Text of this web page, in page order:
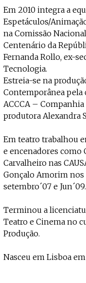
Em 2010 integra a
Espetáculos/
na Comissão
Centenário da
Fernanda Rollo, ex-
Tecnologia.
Estreia-se na
Contemporânea pela
ACCCA –
produtora Alexandra
Em teatro trabalhou
e encenadores como
Carvalheiro nas
Gonçalo Amorim nos
setembro´07 e Jun´09.
Terminou a
Teatro e Cinema no
Produção.
Nasceu em Lisboa em